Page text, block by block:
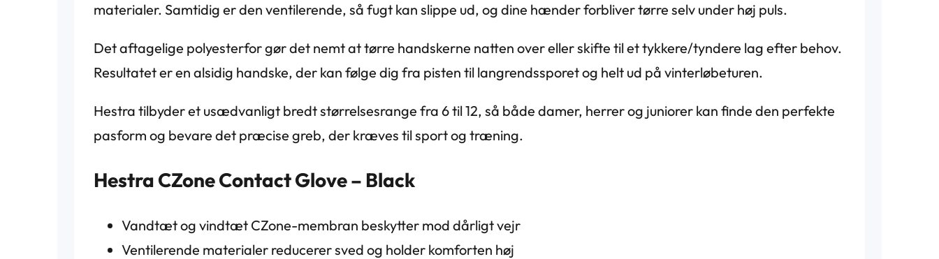
materialer. Samtidig er den ventilerende, så fugt kan slippe ud, og dine hænder forbliver tørre selv under høj puls.
Det aftagelige polyesterfor gør det nemt at tørre handskerne natten over eller skifte til et tykkere/tyndere lag efter behov.
Resultatet er en alsidig handske, der kan følge dig fra pisten til langrendssporet og helt ud på vinterløbeturen.
Hestra tilbyder et usædvanligt bredt størrelsesrange fra 6 til 12, så både damer, herrer og juniorer kan finde den perfekte
pasform og bevare det præcise greb, der kræves til sport og træning.
Hestra CZone Contact Glove – Black
Vandtæt og vindtæt CZone-membran beskytter mod dårligt vejr
Ventilerende materialer reducerer sved og holder komforten høj